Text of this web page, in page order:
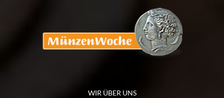
WIR ÜBER UNS